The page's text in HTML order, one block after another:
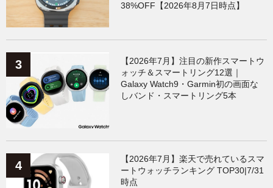
38%OFF【2026年8月7日時点】
【2026年7月】注目の新作スマートウ
ォッチ＆スマートリング12選｜
Galaxy Watch9・Garmin初の画面な
しバンド・スマートリング5本
【2026年7月】楽天で売れているスマ
ートウォッチランキング TOP30|7/31
時点